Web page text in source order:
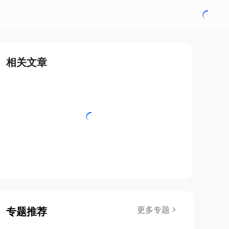
相关文章
专题推荐 更多专题